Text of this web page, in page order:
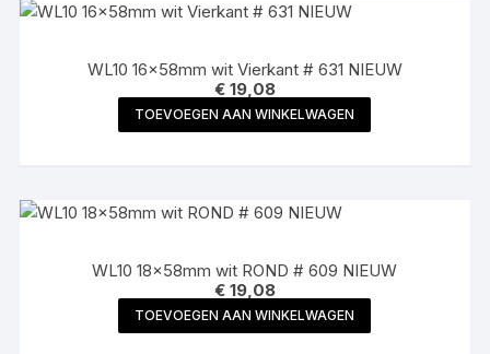
WL10 16x58mm wit Vierkant # 631 NIEUW
€19,08
TOEVOEGEN AAN WINKELWAGEN
WL10 18x58mm wit ROND # 609 NIEUW
€19,08
TOEVOEGEN AAN WINKELWAGEN